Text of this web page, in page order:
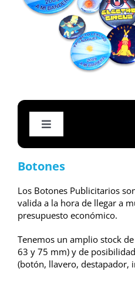
Toggle
Navigation
Impresiones de Gran
Offset Digital Color / B&N
Servicio de corte de
Botones
Los Botones Publicitarios
valida a la hora de llegar a
presupuesto económico.
Tenemos un amplio stock
63 y 75 mm) y de
(botón, llavero, destapador,